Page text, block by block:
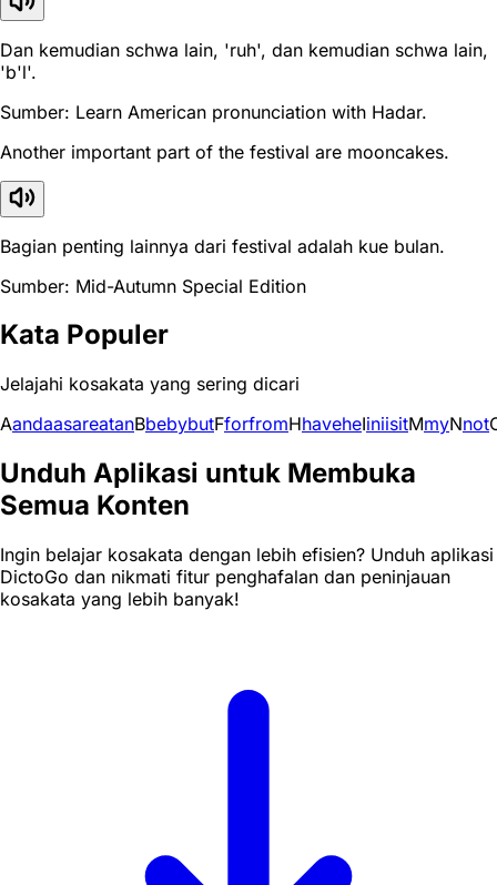
Dan kemudian schwa lain, 'ruh', dan kemudian schwa lain,
'b'l'.
Sumber: Learn American pronunciation with Hadar.
Another important part of the festival are mooncakes.
Bagian penting lainnya dari festival adalah kue bulan.
Sumber: Mid-Autumn Special Edition
Kata Populer
Jelajahi kosakata yang sering dicari
AandaasareatanBbebybutFforfromHhaveheIiniisitMmyNnot
Unduh Aplikasi untuk Membuka
Semua Konten
Ingin belajar kosakata dengan lebih efisien? Unduh aplikasi
DictoGo dan nikmati fitur penghafalan dan peninjauan
kosakata yang lebih banyak!